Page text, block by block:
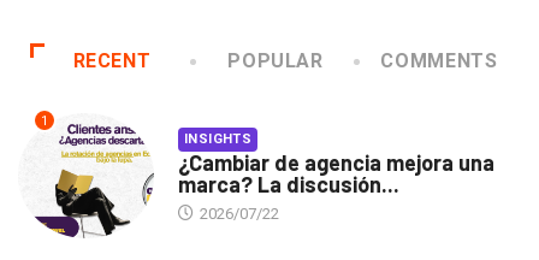
RECENT POPULAR COMMENTS
1
INSIGHTS
¿Cambiar de agencia mejora una
marca? La discusión...
2026/07/22